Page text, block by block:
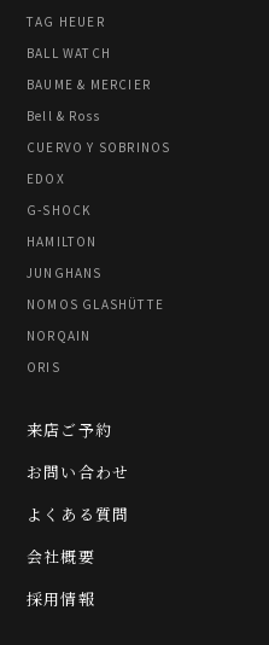
TAG HEUER
BALL WATCH
BAUME & MERCIER
Bell & Ross
CUERVO Y SOBRINOS
EDOX
G-SHOCK
HAMILTON
JUNGHANS
NOMOS GLASHÜTTE
NORQAIN
ORIS
来店ご予約
お問い合わせ
よくある質問
会社概要
採用情報